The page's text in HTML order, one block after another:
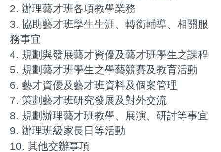
2. 辦理藝才班各項教學業務
3. 協助藝才班學生生涯、轉銜輔導、相關服
務事宜
4. 規劃與發展藝才資優及藝才班學生之課程
5. 規劃藝才班學生之學藝競賽及教育活動
6. 藝才資優及藝才班資料及個案管理
7. 策劃藝才班研究發展及對外交流
8. 規劃辦理藝才班教學、展演、研討等事宜
9. 辦理班級家長日等活動
10. 其他交辦事項